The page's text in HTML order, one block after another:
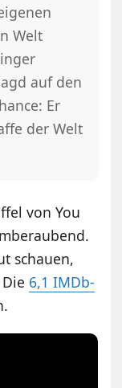
Welt
auf den
Er
der Welt
von You
schauen,
6,1 IMDb-